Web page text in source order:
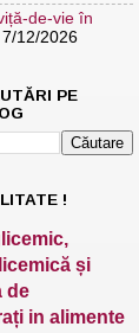
de-vie în
12/2026
PE
!
și
de
in alimente